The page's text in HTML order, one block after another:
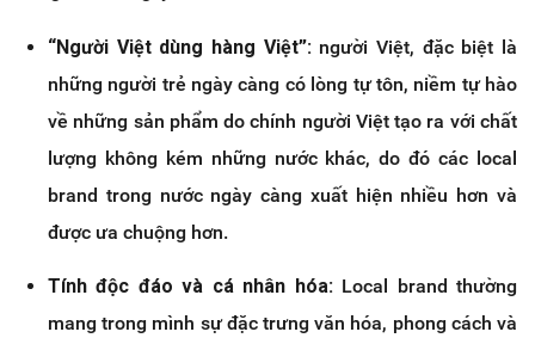
“Người Việt dùng hàng Việt”:người Việt, đặc biệt là
những người trẻ ngày càng có lòng tự tôn, niềm tự hào
về những sản phẩm do chính người Việt tạo ra với chất
lượng không kém những nước khác, do đó các local
brand trong nước ngày càng xuất hiện nhiều hơn và
được ưa chuộng hơn.
Tính độc đáo và cá nhân hóa:Local brand thường
mang trong mình sự đặc trưng văn hóa, phong cách và